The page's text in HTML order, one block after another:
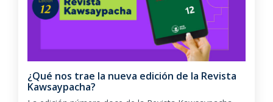
¿Qué nos trae la nueva edición de la Revista
Kawsaypacha?